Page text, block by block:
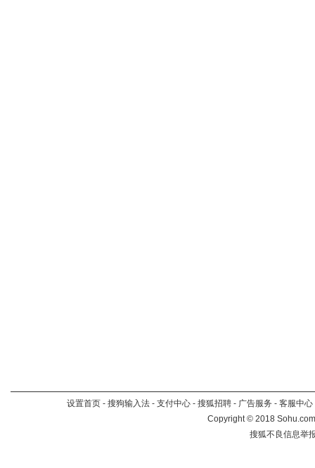
设置首页 - 搜狗输入法 - 支付中心 - 搜狐招聘 - 广告服务 - 客服中心
Copyright©2018
搜狐不良信息举